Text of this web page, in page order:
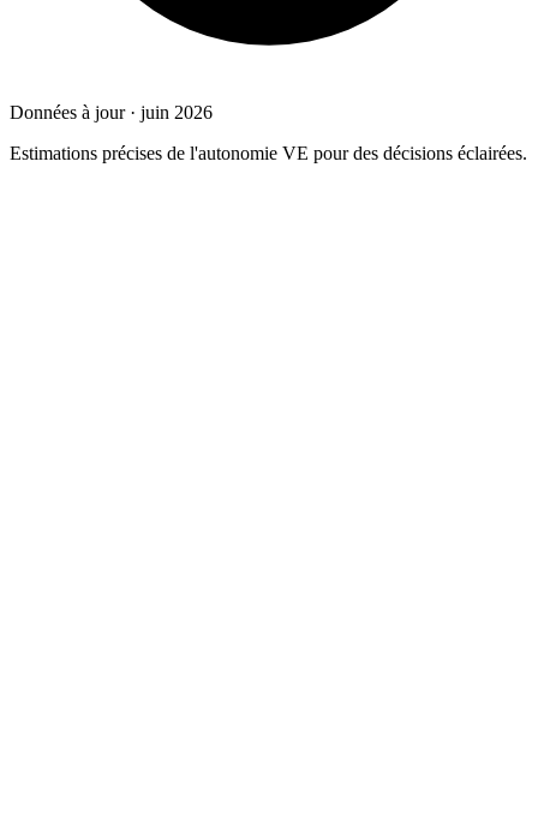
Données à jour · juin 2026
Estimations précises de l'autonomie VE pour des décisions éclairées.